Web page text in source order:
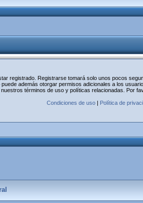
registrado. Registrarse tomará solo unos pocos
puede además otorgar permisos adicionales a los
términos de uso y políticas relacionadas. Por
Condiciones de uso| Política de